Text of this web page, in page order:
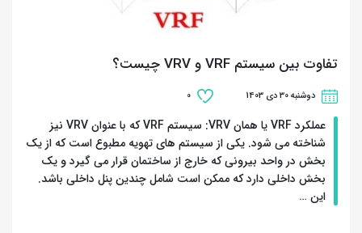
تفاوت بین سیستم VRF و VRV چیست؟
دوشنبه 30 دی 1403 0
عملکرد VRF یا همان VRV: سیستم VRF که با عنوان VRV نیز
شناخته می شود. یکی از سیستم های تهویه مطبوع است که از یک
بخش در واحد بیرونی که خارج از ساختمان قرار می گیرد و یک
بخش داخلی دارد که ممکن است شامل چندین پنل داخلی باشد.
این …